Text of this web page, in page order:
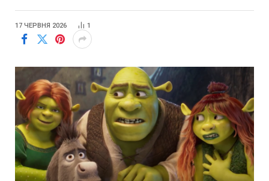
17 ЧЕРВНЯ 2026 1